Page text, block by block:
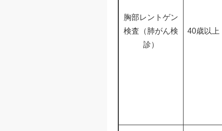
胸部レントゲン
検査（肺がん検
診）
40歳以上